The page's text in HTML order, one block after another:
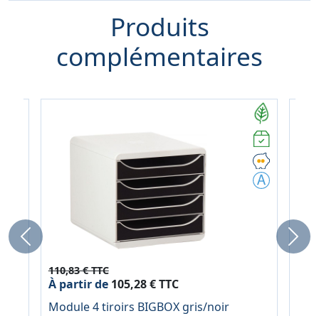
Produits
complémentaires
110,83 € TTC
À partir de105,28 € TTC
Module 4 tiroirs BIGBOX gris/noir
Previous Next